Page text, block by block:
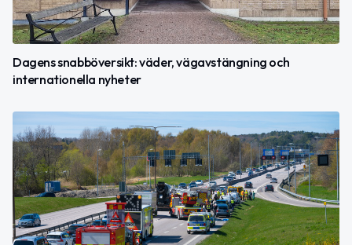
Dagens snabböversikt: väder, vägavstängning och
internationella nyheter